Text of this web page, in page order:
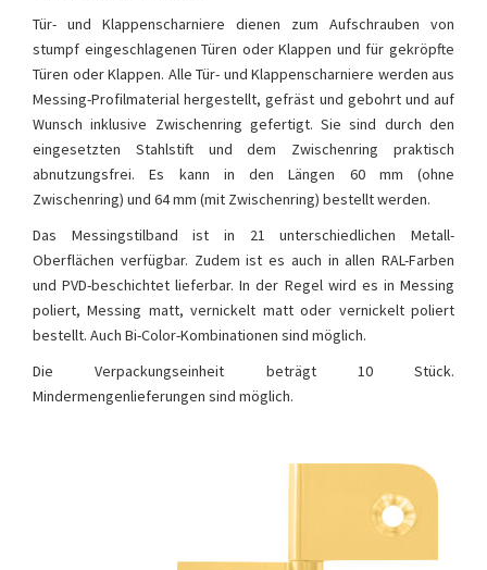
Tür- und Klappenscharniere dienen zum Aufschrauben von
stumpf eingeschlagenen Türen oder Klappen und für gekröpfte
Türen oder Klappen. Alle Tür- und Klappenscharniere werden aus
Messing-Profilmaterial hergestellt, gefräst und gebohrt und auf
Wunsch inklusive Zwischenring gefertigt. Sie sind durch den
eingesetzten Stahlstift und dem Zwischenring praktisch
abnutzungsfrei. Es kann in den Längen 60 mm (ohne
Zwischenring) und 64 mm (mit Zwischenring) bestellt werden.
Das Messingstilband ist in 21 unterschiedlichen Metall-
Oberflächen verfügbar. Zudem ist es auch in allen RAL-Farben
und PVD-beschichtet lieferbar. In der Regel wird es in Messing
poliert, Messing matt, vernickelt matt oder vernickelt poliert
bestellt. Auch Bi-Color-Kombinationen sind möglich.
Die Verpackungseinheit beträgt 10 Stück.
Mindermengenlieferungen sind möglich.